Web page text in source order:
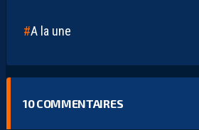
A la une
10COMMENTAIRES